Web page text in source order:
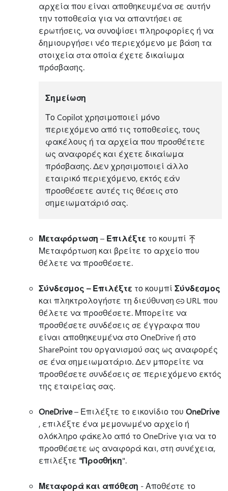
αρχεία που είναι αποθηκευμένα σε αυτήν
την τοποθεσία για να απαντήσει σε
ερωτήσεις, να συνοψίσει πληροφορίες ή να
δημιουργήσει νέο περιεχόμενο με βάση τα
στοιχεία στα οποία έχετε δικαίωμα
πρόσβασης.
Σημείωση
Το Copilot χρησιμοποιεί μόνο
περιεχόμενο από τις τοποθεσίες, τους
φακέλους ή τα αρχεία που προσθέτετε
ως αναφορές και έχετε δικαίωμα
πρόσβασης. Δεν χρησιμοποιεί άλλο
εταιρικό περιεχόμενο, εκτός εάν
προσθέσετε αυτές τις θέσεις στο
σημειωματάριό σας.
Μεταφόρτωση – Επιλέξτε το κουμπί
Μεταφόρτωση και βρείτε το αρχείο που
θέλετε να προσθέσετε.
Σύνδεσμος – Επιλέξτε το κουμπί Σύνδεσμος
και πληκτρολογήστε τη διεύθυνση
URL που
θέλετε να προσθέσετε. Μπορείτε να
προσθέσετε συνδέσεις σε έγγραφα που
είναι αποθηκευμένα στο OneDrive ή στο
SharePoint του οργανισμού σας ως αναφορές
σε ένα σημειωματάριο. Δεν μπορείτε να
προσθέσετε συνδέσεις σε περιεχόμενο εκτός
της εταιρείας σας.
OneDrive– Επιλέξτε το εικονίδιο του OneDrive
, επιλέξτε ένα μεμονωμένο αρχείο ή
ολόκληρο φάκελο από το OneDrive για να το
προσθέσετε ως αναφορά και, στη συνέχεια,
επιλέξτε "Προσθήκη".
Μεταφορά και απόθεση - Αποθέστε το